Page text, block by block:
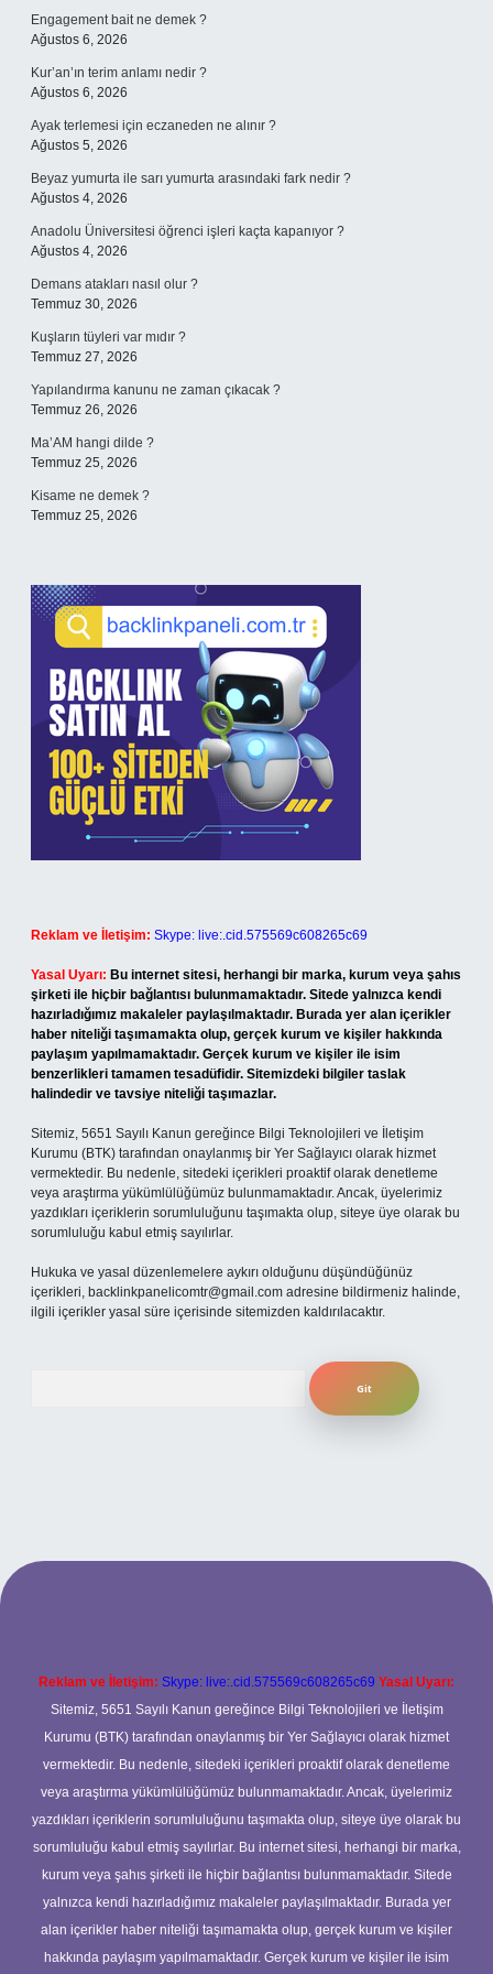
Engagement bait ne demek ?
Ağustos 6, 2026
Kur’an’ın terim anlamı nedir ?
Ağustos 6, 2026
Ayak terlemesi için eczaneden ne alınır ?
Ağustos 5, 2026
Beyaz yumurta ile sarı yumurta arasındaki fark nedir ?
Ağustos 4, 2026
Anadolu Üniversitesi öğrenci işleri kaçta kapanıyor ?
Ağustos 4, 2026
Demans atakları nasıl olur ?
Temmuz 30, 2026
Kuşların tüyleri var mıdır ?
Temmuz 27, 2026
Yapılandırma kanunu ne zaman çıkacak ?
Temmuz 26, 2026
Ma’AM hangi dilde ?
Temmuz 25, 2026
Kisame ne demek ?
Temmuz 25, 2026
Reklam ve İletişim: Skype: live:.cid.575569c608265c69
Yasal Uyarı: Bu internet sitesi, herhangi bir marka, kurum veya şahıs
şirketi ile hiçbir bağlantısı bulunmamaktadır. Sitede yalnızca kendi
hazırladığımız makaleler paylaşılmaktadır. Burada yer alan içerikler
haber niteliği taşımamakta olup, gerçek kurum ve kişiler hakkında
paylaşım yapılmamaktadır. Gerçek kurum ve kişiler ile isim
benzerlikleri tamamen tesadüfidir. Sitemizdeki bilgiler taslak
halindedir ve tavsiye niteliği taşımazlar.
Sitemiz, 5651 Sayılı Kanun gereğince Bilgi Teknolojileri ve İletişim
Kurumu (BTK) tarafından onaylanmış bir Yer Sağlayıcı olarak hizmet
vermektedir. Bu nedenle, sitedeki içerikleri proaktif olarak denetleme
veya araştırma yükümlülüğümüz bulunmamaktadır. Ancak, üyelerimiz
yazdıkları içeriklerin sorumluluğunu taşımakta olup, siteye üye olarak bu
sorumluluğu kabul etmiş sayılırlar.
Hukuka ve yasal düzenlemelere aykırı olduğunu düşündüğünüz
içerikleri, backlinkpanelicomtr@gmail.com adresine bildirmeniz halinde,
ilgili içerikler yasal süre içerisinde sitemizden kaldırılacaktır.
giriş
Reklam ve İletişim: Skype: live:.cid.575569c608265c69 Yasal Uyarı:
Sitemiz, 5651 Sayılı Kanun gereğince Bilgi Teknolojileri ve İletişim
Kurumu (BTK) tarafından onaylanmış bir Yer Sağlayıcı olarak hizmet
vermektedir. Bu nedenle, sitedeki içerikleri proaktif olarak denetleme
veya araştırma yükümlülüğümüz bulunmamaktadır. Ancak, üyelerimiz
yazdıkları içeriklerin sorumluluğunu taşımakta olup, siteye üye olarak bu
sorumluluğu kabul etmiş sayılırlar. Bu internet sitesi, herhangi bir marka,
kurum veya şahıs şirketi ile hiçbir bağlantısı bulunmamaktadır. Sitede
yalnızca kendi hazırladığımız makaleler paylaşılmaktadır. Burada yer
alan içerikler haber niteliği taşımamakta olup, gerçek kurum ve kişiler
hakkında paylaşım yapılmamaktadır. Gerçek kurum ve kişiler ile isim